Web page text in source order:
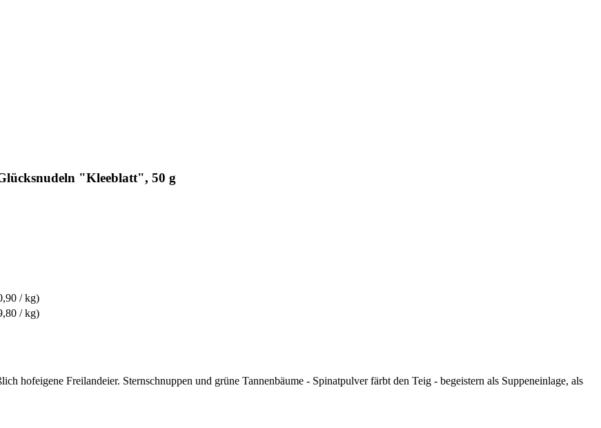
"Kleeblatt", 50 g
/ kg)
/ kg)
hofeigene Freilandeier. Sternschnuppen und grüne Tannenbäume - Spinatpulver färbt den Teig - begeistern als Suppeneinlage, als